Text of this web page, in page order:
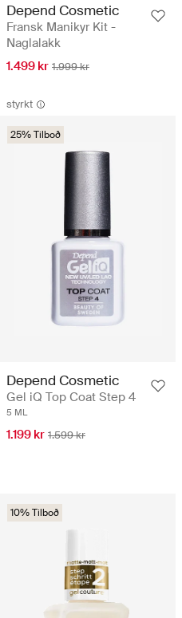
Depend Cosmetic
Fransk Manikyr Kit -
Naglalakk
1.499 kr 1.999 kr
styrkt
25% Tilboð
Depend Cosmetic
Gel iQ Top Coat Step 4
5 ML
1.199 kr 1.599 kr
10% Tilboð